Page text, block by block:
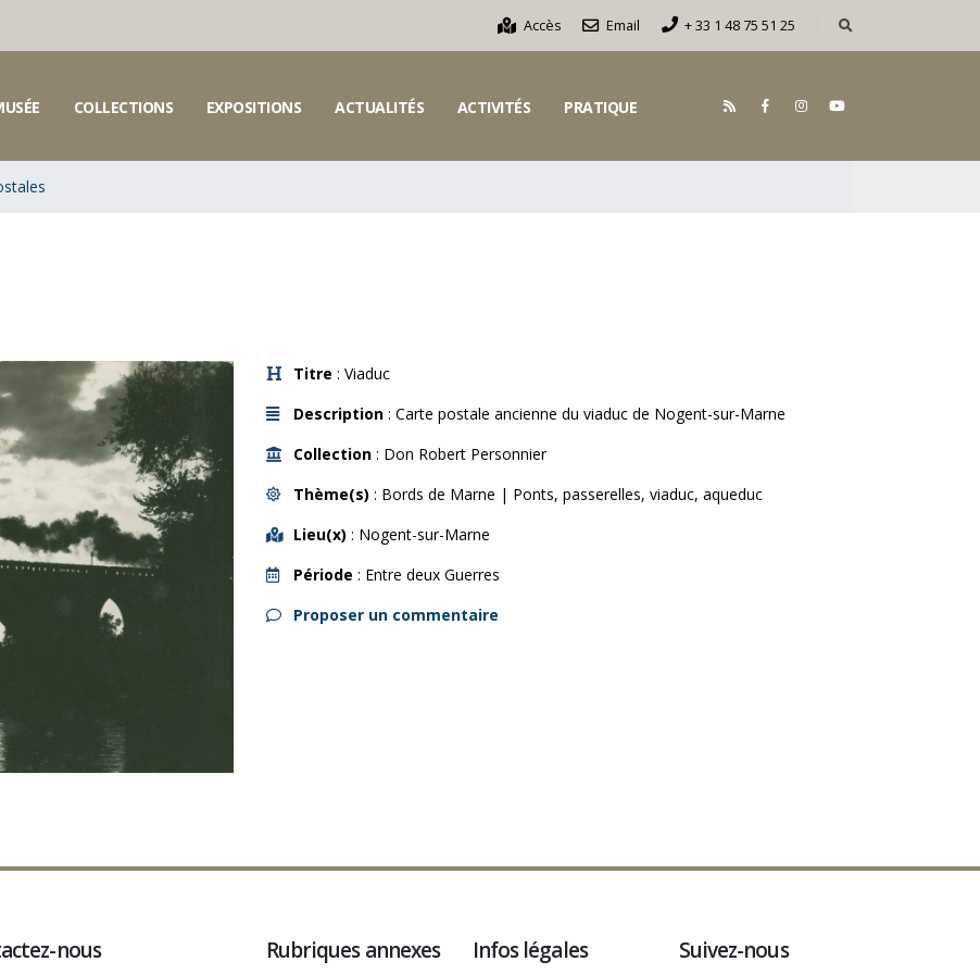
Accès Email + 33 1 48 75 51 25
COLLECTIONS EXPOSITIONS ACTUALITÉS ACTIVITÉS PRATIQUE
Titre : Viaduc
Description : Carte postale ancienne du viaduc de Nogent-sur-Marne
Collection : Don Robert Personnier
Thème(s) : Bords de Marne | Ponts, passerelles, viaduc, aqueduc
Lieu(x) : Nogent-sur-Marne
Période : Entre deux Guerres
Proposer un commentaire
nous Rubriques annexes Infos légales Suivez-nous